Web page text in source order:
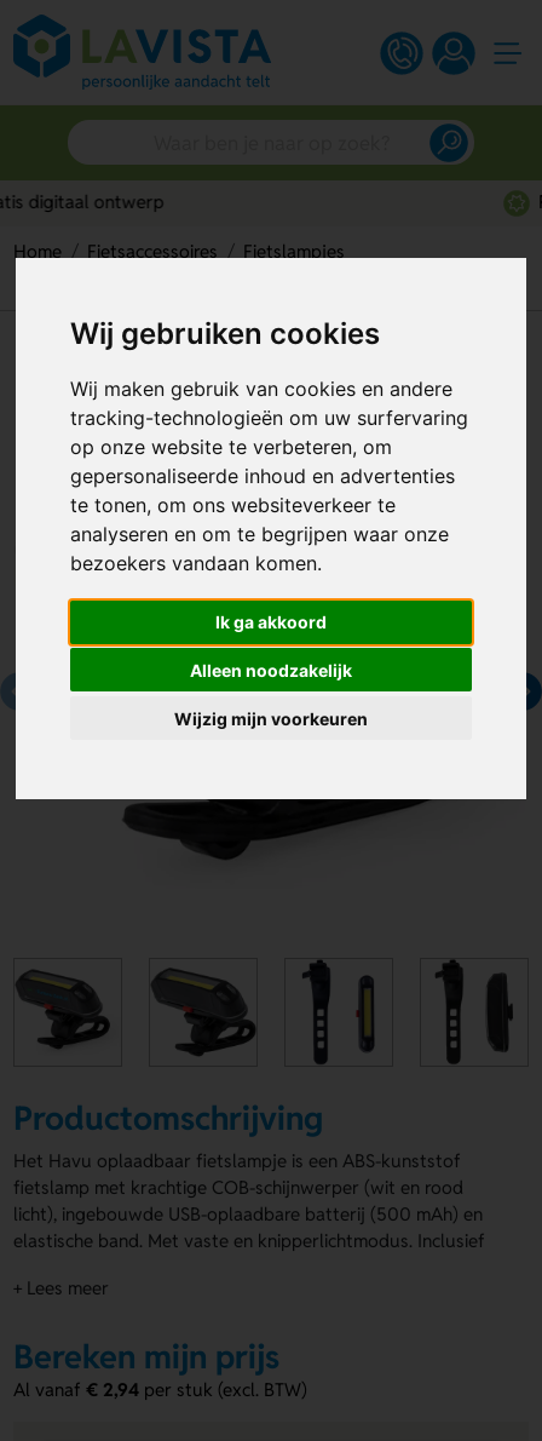
Wij gebruiken cookies
Wij maken gebruik van cookies en andere
tracking-technologieën om uw surfervaring
op onze website te verbeteren, om
gepersonaliseerde inhoud en advertenties
te tonen, om ons websiteverkeer te
analyseren en om te begrijpen waar onze
bezoekers vandaan komen.
Ik ga akkoord
Alleen noodzakelijk
Wijzig mijn voorkeuren
Home Fietsaccessoires
Fietslampjes
Havu Oplaadbaar Fietslampje
Artikelnummer: 318881
Productomschrijving
Het Havu oplaadbaar fietslampje is een ABS-kunststof
fietslamp met krachtige COB-schijnwerper (wit en rood
licht), ingebouwde USB-oplaadbare batterij (500 mAh) en
elastische band. Met vaste en knipperlichtmodus. Inclusief
uiteraard! Bestel snel het Havu oplaadbaar fietslampje of
Voordelen van het Havu oplaadbaar
fietslampje
+ Lees meer
Bereken mijn prijs
Al vanaf€ 2,94 per stuk (excl. BTW)